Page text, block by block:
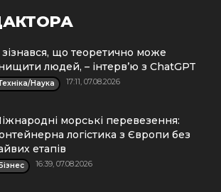
зізнався, що теоретично може
людей, – інтерв’ю з ChatGPT
Наука 17:11, 07.08.2026
морські перевезення:
логістика з Європи без
етапів
Бізнес 16:39, 07.08.2026